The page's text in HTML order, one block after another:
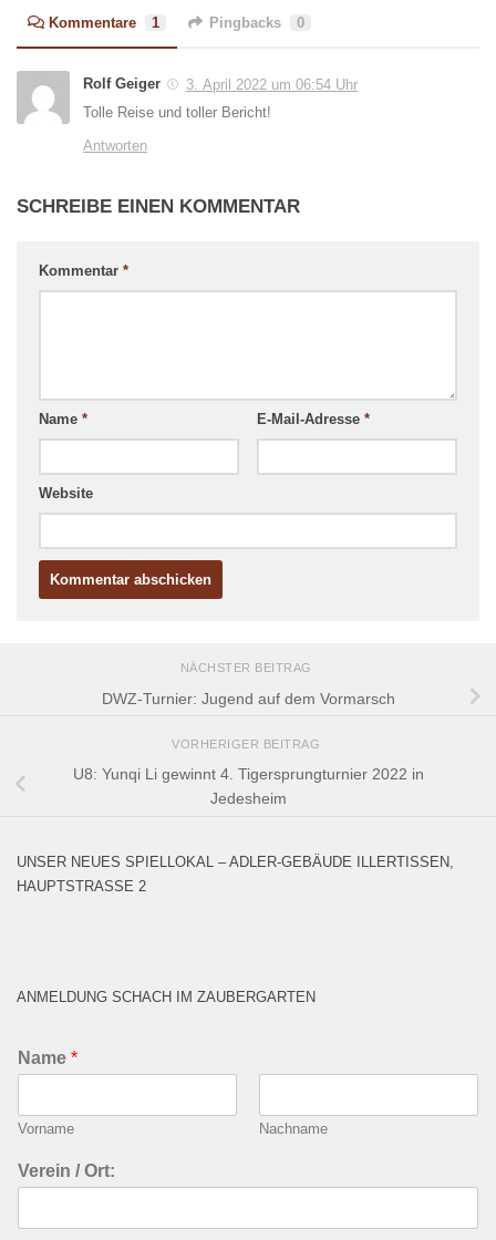
Kommentare 1 Pingbacks 0
Rolf Geiger
3. April 2022 um 06:54 Uhr
Tolle Reise und toller Bericht!
Antworten
SCHREIBE EINEN KOMMENTAR
Kommentar *
Name * E-Mail-Adresse *
Website
NÄCHSTER BEITRAG
DWZ-Turnier: Jugend auf dem Vormarsch
VORHERIGER BEITRAG
U8: Yunqi Li gewinnt 4. Tigersprungturnier 2022 in
Jedesheim
UNSER NEUES SPIELLOKAL – ADLER-GEBÄUDE ILLERTISSEN,
HAUPTSTRASSE 2
ANMELDUNG SCHACH IM ZAUBERGARTEN
Name *
Vorname Nachname
Verein / Ort: